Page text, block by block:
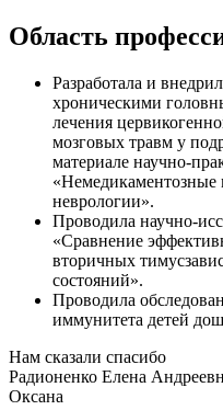
Область
Разработала и
хроническими
лечения
мозговых травм у
материале научно-
«Немедикаментозные
неврологии».
Проводила научно-
«Сравнение
вторичных
состояний».
Проводила
иммунитета детей
Нам сказали спасибо
Радионенко Елена
Оксана